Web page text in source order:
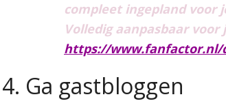
compleet ingepland voor
Volledig aanpasbaar
https://www.fanfactor.nl/
4. Ga gastbloggen